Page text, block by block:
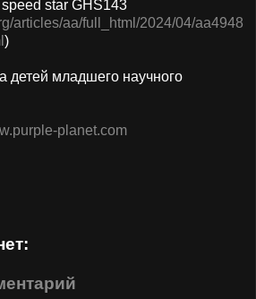
star GHS143
articles/aa/full_html/2024/04/aa4948
)
детей младшего научного
planet.com